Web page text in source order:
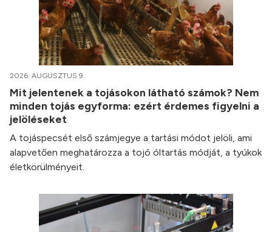
2026. AUGUSZTUS 9.
Mit jelentenek a tojásokon látható számok? Nem
minden tojás egyforma: ezért érdemes figyelni a
jelöléseket
A tojáspecsét első számjegye a tartási módot jelöli, ami
alapvetően meghatározza a tojó óltartás módját, a tyúkok
életkörülményeit.